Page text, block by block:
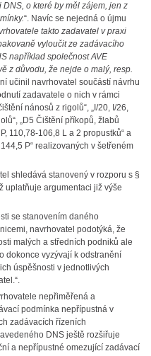
o které by měl zájem, jen z
“. Navíc se nejedná o újmu
takto zadavatel v praxi
vyloučit ze zadávacího
například společnost AVE
z důvodu, že nejde o malý, resp.
učinil navrhovatel součástí návrhu
zadavatele o nich v rámci
nánosů z rigolů“, „I/20, I/26,
„D5 Čištění příkopů, žlabů
110,78-106,8 L a 2 propustků“ a
P“ realizovaných v šetřeném
shledává stanovený v rozporu s §
uplatňuje argumentaci již výše
se stanovením daného
navrhovatel podotýká, že
malých a středních podniků ale
dokonce vyzývají k odstranění
úspěšnosti v jednotlivých
nepřiměřená a
podmínka nepřípustná v
zadávacích řízeních
DNS ještě rozšiřuje
a nepřípustné omezující zadávací